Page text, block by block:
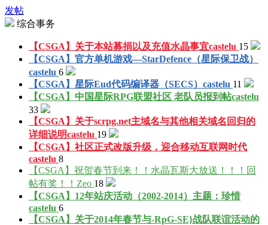
发帖
综合事务
【CSGA】关于本站募捐以及充值水晶事宜castelu 15
【CSGA】官方单机游戏—StarDefence（星际保卫战）
castelu 6
【CSGA】星际Eud代码编译器（SECS） castelu 11
【CSGA】中国星际RPG联盟社区 老队员报到帖castelu
33
【CSGA】关于scrpg.net主域名与其他相关域名回归的
详细说明castelu 19
【CSGA】社区正式改版升级，迎合移动互联网时代
castelu 8
【CSGA】祝贺春节到来！！水晶瓦斯大放送！！！回
帖有奖！！ Zeo 18
【CSGA】12年站庆活动（2002-2014）主题：珍惜
castelu 6
【CSGA】关于2014年春节与-RpG-SE}战队联谊活动的